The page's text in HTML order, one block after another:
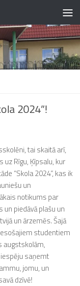
2024”!
tai skaitā arī,
Rīgu, Ķīpsalu, kur
“Skola 2024”, kas ik
un
notikums par
piedāvā plašu un
un ārzemēs. Šajā
studentiem
augstskolām,
saņemt
jomu, un
dzīvē!